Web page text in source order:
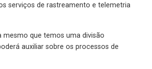
serviços de rastreamento e telemetria
mesmo que temos uma divisão
auxiliar sobre os processos de